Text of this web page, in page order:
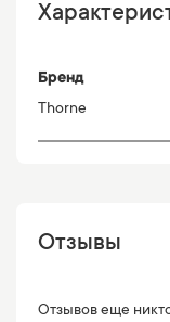
Бренд
Thorne
Отзывы
Отзывов еще